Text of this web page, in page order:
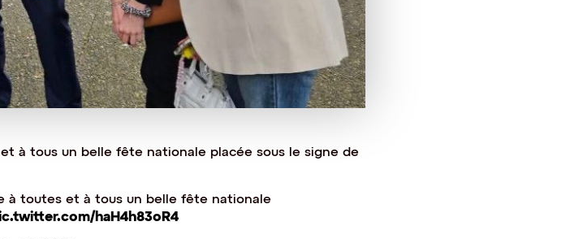
à tous un belle fête nationale placée sous le signe de
à toutes et à tous un belle fête nationale
haH4h83oR4